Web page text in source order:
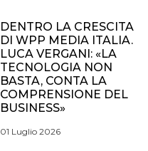
DENTRO LA CRESCITA
DI WPP MEDIA ITALIA.
LUCA VERGANI: «LA
TECNOLOGIA NON
BASTA, CONTA LA
COMPRENSIONE DEL
BUSINESS»
01 Luglio 2026